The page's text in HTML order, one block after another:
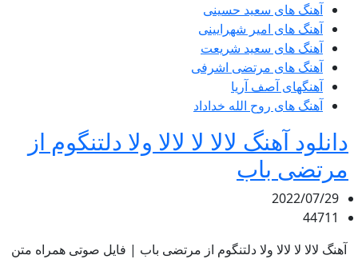
آهنگ های سعید حسینی
آهنگ های امیر شهرایینی
آهنگ های سعید شریعت
آهنگ های مرتضی اشرفی
آهنگهای آصف آریا
آهنگ های روح الله خداداد
دانلود آهنگ لالا لا لالا ولا دلتنگوم از
مرتضی باب
2022/07/29
44711
آهنگ لالا لا لالا ولا دلتنگوم از مرتضی باب | فایل صوتی همراه متن